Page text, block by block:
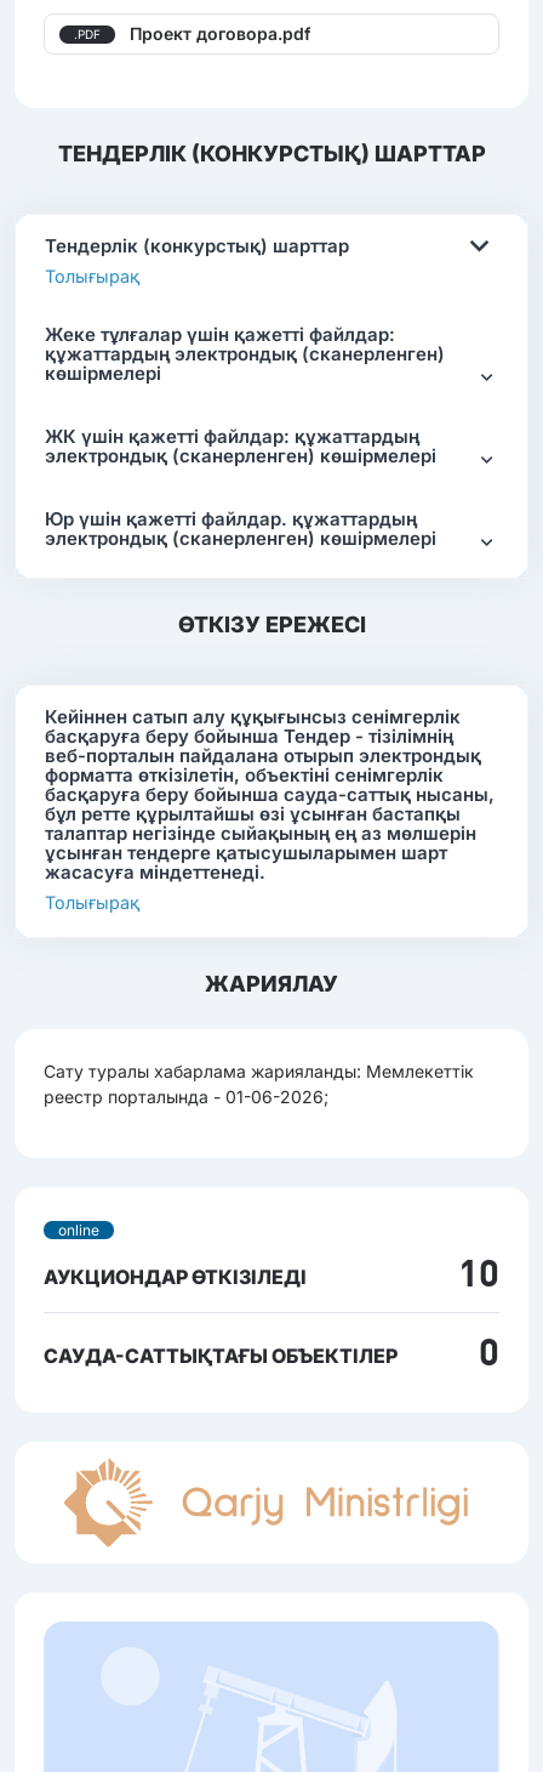
.PDF Проект договора.pdf
ТЕНДЕРЛІК (КОНКУРСТЫҚ) ШАРТТАР
Тендерлік (конкурстық) шарттар
Толығырақ
Жеке тұлғалар үшін қажетті файлдар:
құжаттардың электрондық (сканерленген)
көшірмелері
ЖК үшін қажетті файлдар: құжаттардың
электрондық (сканерленген) көшірмелері
Юр үшін қажетті файлдар. құжаттардың
электрондық (сканерленген) көшірмелері
ӨТКІЗУ ЕРЕЖЕСІ
Кейіннен сатып алу құқығынсыз сенімгерлік
басқаруға беру бойынша Тендер - тізілімнің
веб-порталын пайдалана отырып электрондық
форматта өткізілетін, объектіні сенімгерлік
басқаруға беру бойынша сауда-саттық нысаны,
бұл ретте құрылтайшы өзі ұсынған бастапқы
талаптар негізінде сыйақының ең аз мөлшерін
ұсынған тендерге қатысушыларымен шарт
жасасуға міндеттенеді.
Толығырақ
ЖАРИЯЛАУ
Сату туралы хабарлама жарияланды: Мемлекеттік
реестр порталында - 01-06-2026;
online
АУКЦИОНДАР ӨТКІЗІЛЕДІ 10
САУДА-САТТЫҚТАҒЫ ОБЪЕКТІЛЕР 0